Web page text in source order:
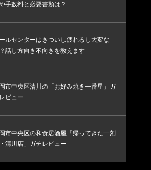
手数料と必要書類は？
ルセンターはきついし疲れるし大変な
話し方向き不向きを教えます
市中央区清川の「お好み焼き一番星」ガ
ビュー
市中央区の和食居酒屋「帰ってきた一刻
清川店」ガチレビュー